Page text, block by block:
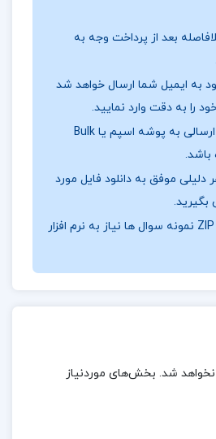
دکتر حسابی:دکتر یکی از
ایرانی است که به خاطر تحقیقات
در زمینه فیزیک شناخته
حسابی به عنوان **”پدر علم
و در طول زندگی خود، بسیاری
در ایران را پایه‌گذاری کرد.
شعب بانک‌ها” به تحلیل
حسابداری در شعب مختلف
مقاله به نقش و اهمیت
بانک‌ها و تأثیر آن بر کارایی
بعد از پرداخت وجه به
به ایمیل شما ارسال خواهد شد
را به دقت وارد نمایید.
ممکن است ایمیل ارسالی به پوشه اسپم یا Bulk
باشد.
موفق به دانلود فایل مورد
بگیرید.
برای باز کردن فایل ZIP نمونه سوال ها نیاز به نرم افزار
شد. بخش‌های موردنیاز